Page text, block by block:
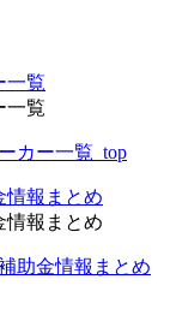
一覧
一覧
カー一覧_top
情報まとめ
情報まとめ
助金情報まとめ